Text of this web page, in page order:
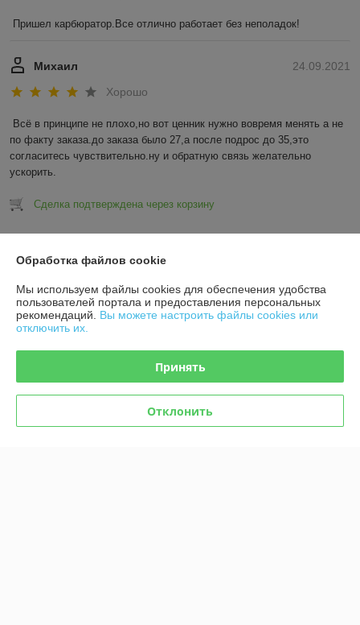
Пришел карбюратор.Все отлично работает без неполадок!
24.09.2021
Михаил
Хорошо
Всё в принципе не плохо,но вот ценник нужно вовремя менять а не
по факту заказа.до заказа было 27,а после подрос до 35,это
согласитесь чувствительно.ну и обратную связь желательно
ускорить.
Сделка подтверждена через корзину
О нас
Контакты
Обработка файлов cookie
Мы используем файлы cookies для обеспечения удобства
пользователей портала и предоставления персональных
рекомендаций. Вы можете настроить файлы cookies или
отключить их.
Принять
Отклонить